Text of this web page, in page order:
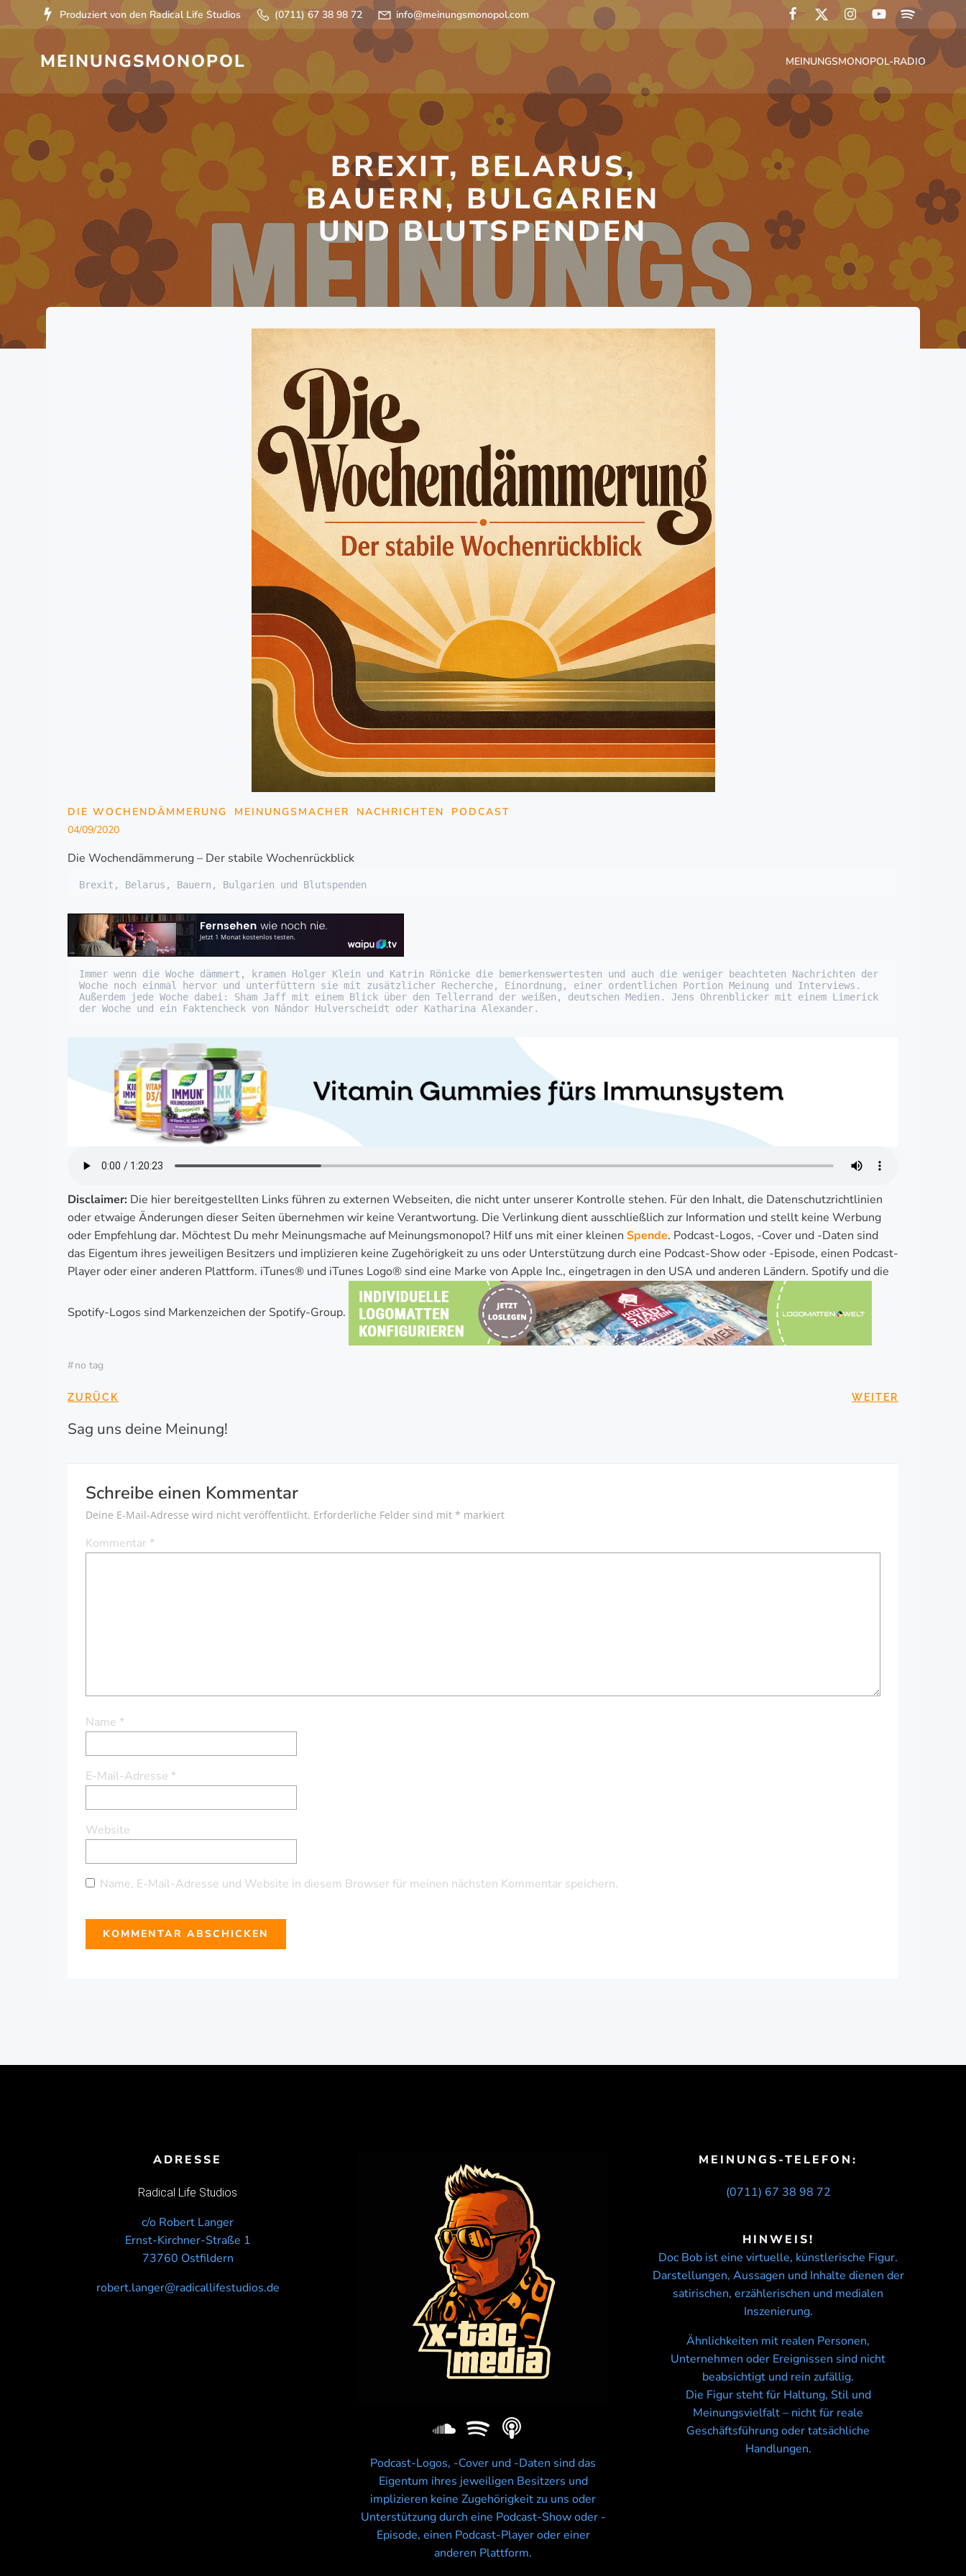
Zum
Inhalt
Produziert von den Radical Life Studios (0711) 67 38 98 72 info@meinungsmonopol.com
MEINUNGSMONOPOL MEINUNGSMONOPOL-RADIO
BREXIT, BELARUS,
BAUERN, BULGARIEN
UND BLUTSPENDEN
DIE WOCHENDÄMMERUNG MEINUNGSMACHER NACHRICHTEN
PODCAST
04/09/2020
Die Wochendämmerung – Der stabile Wochenrückblick
Brexit, Belarus, Bauern, Bulgarien und Blutspenden
Immer wenn die Woche dämmert, kramen Holger Klein und Katrin Rönicke die bemerkenswertesten und auch die weniger beachteten Nachrichten der
Woche noch einmal hervor und unterfüttern sie mit zusätzlicher Recherche, Einordnung, einer ordentlichen Portion Meinung und Interviews.
Außerdem jede Woche dabei: Sham Jaff mit einem Blick über den Tellerrand der weißen, deutschen Medien. Jens Ohrenblicker mit einem Limerick
der Woche und ein Faktencheck von Nándor Hulverscheidt oder Katharina Alexander.
Disclaimer: Die hier bereitgestellten Links führen zu externen Webseiten, die nicht unter unserer Kontrolle stehen. Für den Inhalt, die Datenschutzrichtlinien
oder etwaige Änderungen dieser Seiten übernehmen wir keine Verantwortung. Die Verlinkung dient ausschließlich zur Information und stellt keine Werbung
oder Empfehlung dar. Möchtest Du mehr Meinungsmache auf Meinungsmonopol? Hilf uns mit einer kleinen Spende. Podcast-Logos, -Cover und -Daten sind
das Eigentum ihres jeweiligen Besitzers und implizieren keine Zugehörigkeit zu uns oder Unterstützung durch eine Podcast-Show oder -Episode, einen Podcast-
Player oder einer anderen Plattform. iTunes® und iTunes Logo® sind eine Marke von Apple Inc., eingetragen in den USA und anderen Ländern. Spotify und die
Spotify-Logos sind Markenzeichen der Spotify-Group.
#no tag
BEITRAGSNAVIGATION
ZURÜCK BEITRAGSNAVIGATIONWEITER
Sag uns deine Meinung!
Schreibe einen Kommentar
Deine E-Mail-Adresse wird nicht veröffentlicht. Erforderliche Felder sind mit * markiert
Kommentar *
Name *
E-Mail-Adresse *
Website
Name, E-Mail-Adresse und Website in diesem Browser für meinen nächsten Kommentar speichern.
ADRESSE
Radical Life Studios
c/o Robert Langer
Ernst-Kirchner-Straße 1
73760 Ostfildern
robert.langer@radicallifestudios.de
Podcast-Logos, -Cover und -Daten sind das
Eigentum ihres jeweiligen Besitzers und
implizieren keine Zugehörigkeit zu uns oder
Unterstützung durch eine Podcast-Show oder -
Episode, einen Podcast-Player oder einer
anderen Plattform.
MEINUNGS-TELEFON:
(0711) 67 38 98 72
HINWEIS!
Doc Bob ist eine virtuelle, künstlerische Figur.
Darstellungen, Aussagen und Inhalte dienen der
satirischen, erzählerischen und medialen
Inszenierung.
Ähnlichkeiten mit realen Personen,
Unternehmen oder Ereignissen sind nicht
beabsichtigt und rein zufällig.
Die Figur steht für Haltung, Stil und
Meinungsvielfalt – nicht für reale
Geschäftsführung oder tatsächliche
Handlungen.